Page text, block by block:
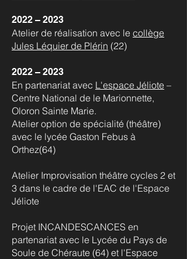
2022 – 2023
Atelier de réalisation avec le collège
Jules Léquier de Plérin (22)
2022 – 2023
En partenariat avec L'espace Jéliote –
Centre National de le Marionnette,
Oloron Sainte Marie.
Atelier option de spécialité (théâtre)
avec le lycée Gaston Febus à
Orthez(64)
Atelier Improvisation théâtre cycles 2 et
3 dans le cadre de l'EAC de l'Espace
Jéliote
Projet INCANDESCANCES en
partenariat avec le Lycée du Pays de
Soule de Chéraute (64) et l'Espace